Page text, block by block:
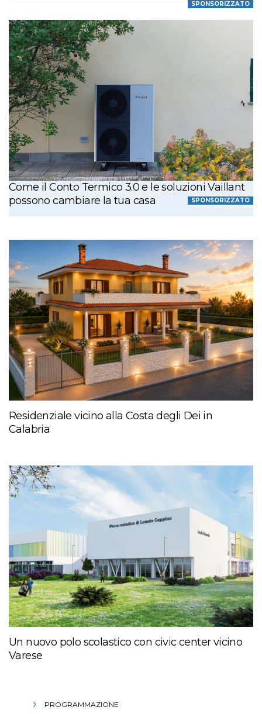
SPONSORIZZATO
Come il Conto Termico 3.0 e le soluzioni Vaillant
possono cambiare la tua casa
SPONSORIZZATO
Residenziale vicino alla Costa degli Dei in
Calabria
Un nuovo polo scolastico con civic center vicino
Varese
PROGRAMMAZIONE